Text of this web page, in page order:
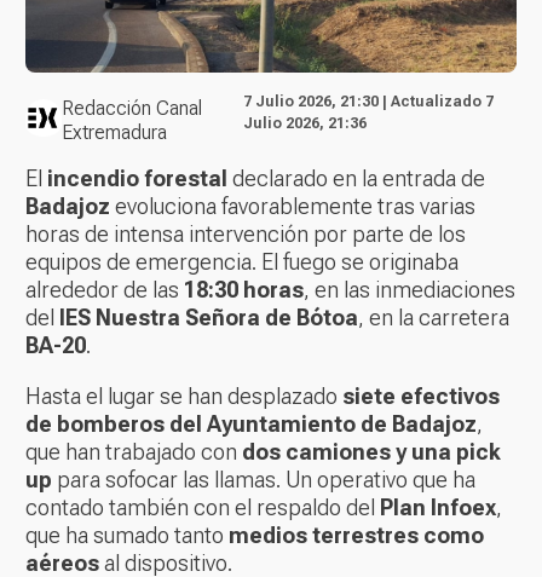
Redacción Canal
Extremadura
7 Julio 2026, 21:30 | Actualizado 7
Julio 2026, 21:36
El incendio forestal declarado en la entrada de
Badajoz evoluciona favorablemente tras varias
horas de intensa intervención por parte de los
equipos de emergencia. El fuego se originaba
alrededor de las 18:30 horas, en las inmediaciones
del
IES Nuestra Señora de Bótoa, en la carretera
BA-20.
Hasta el lugar se han desplazado siete efectivos
de bomberos del Ayuntamiento de Badajoz,
que han trabajado con dos camiones y una pick
up para sofocar las llamas. Un operativo que ha
contado también con el respaldo del Plan Infoex,
que ha sumado tanto medios terrestres como
aéreosal dispositivo.